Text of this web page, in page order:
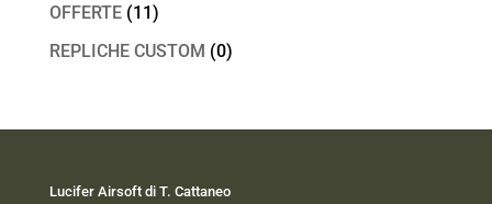
OFFERTE (11)
REPLICHE CUSTOM (0)
Lucifer Airsoft di T. Cattaneo